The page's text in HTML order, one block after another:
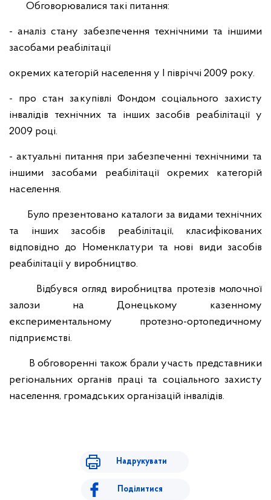
Обговорювалися такі питання:
- аналіз стану забезпечення технічними та іншими
засобами реабілітації
окремих категорій населення у I півріччі 2009 року.
- про стан закупівлі Фондом соціального захисту
інвалідів технічних та іншихзасобів реабілітації у
2009 році.
- актуальні питання при забезпеченні технічними та
іншими засобами реабілітації окремих категорій
населення.
Було презентовано каталоги за видами технічних
та інших засобів реабілітації, класифікованих
відповідно до Номенклатури та нові види засобів
реабілітації у виробництво.
Відбувся огляд виробництва протезів молочної
залози на Донецькому казенному
експериментальному протезно-ортопедичному
підприємстві.
В обговоренні також брали участь представники
регіональних органів праці та соціального захисту
населення, громадських організацій інвалідів.
Надрукувати
Поділитися